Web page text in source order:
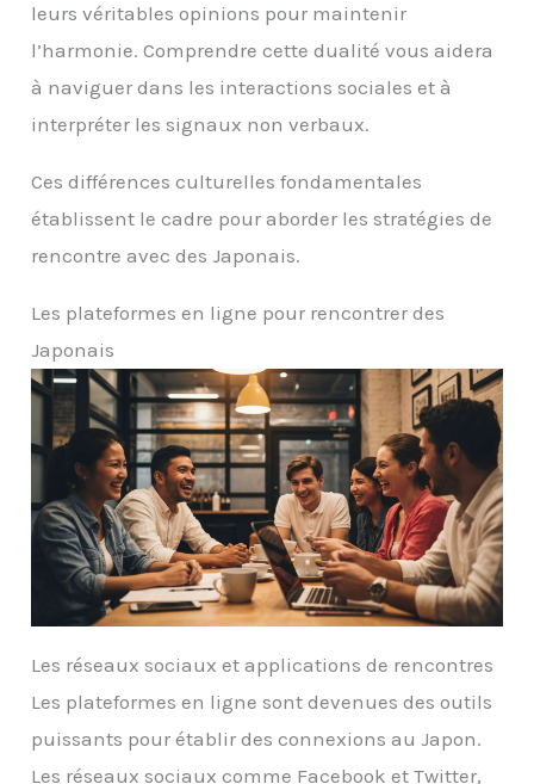
leurs véritables opinions pour maintenir
l’harmonie. Comprendre cette dualité vous aidera
à naviguer dans les interactions sociales et à
interpréter les signaux non verbaux.
Ces différences culturelles fondamentales
établissent le cadre pour aborder les stratégies de
rencontre avec des Japonais.
Les plateformes en ligne pour rencontrer des
Japonais
Les réseaux sociaux et applications de rencontres
Les plateformes en ligne sont devenues des outils
puissants pour établir des connexions au Japon.
Les réseaux sociaux comme Facebook et Twitter,